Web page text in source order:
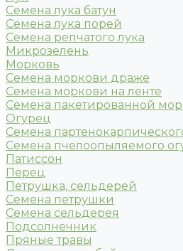
Семена лука батун
Семена лука порей
Семена репчатого лука
Микрозелень
Морковь
Семена моркови драже
Семена моркови на ленте
Семена пакетированной
Огурец
Семена
Семена пчелоопыляемого
Патиссон
Перец
Петрушка, сельдерей
Семена петрушки
Семена сельдерея
Подсолнечник
Пряные травы